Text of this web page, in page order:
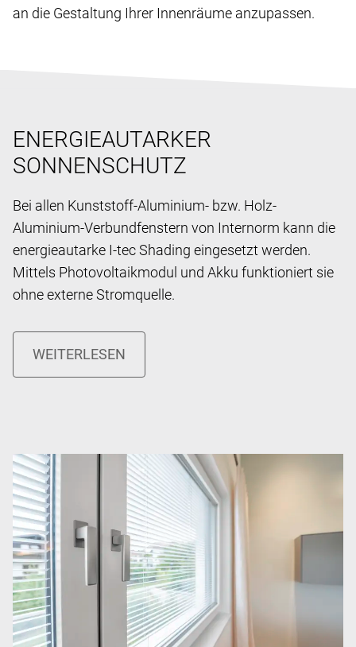
an die Gestaltung Ihrer Innenräume anzupassen.
ENERGIEAUTARKER
SONNENSCHUTZ
Bei allen Kunststoff-Aluminium- bzw. Holz-
Aluminium-Verbundfenstern von Internorm kann die
energieautarke I-tec Shading eingesetzt werden.
Mittels Photovoltaikmodul und Akku funktioniert sie
ohne externe Stromquelle.